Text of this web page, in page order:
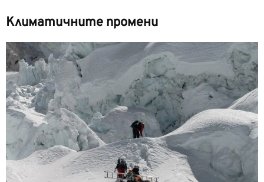
Климатичните промени